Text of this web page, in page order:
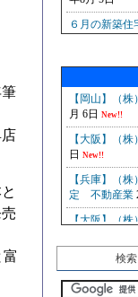
検索